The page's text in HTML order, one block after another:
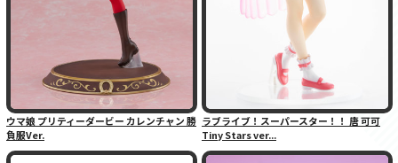
ウマ娘 プリティーダービー カレンチャン 勝
負服Ver.
ラブライブ！スーパースター！！ 唐 可可
Tiny Stars ver...